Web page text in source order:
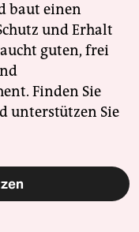
baut einen
und Erhalt
guten, frei
Finden Sie
unterstützen Sie